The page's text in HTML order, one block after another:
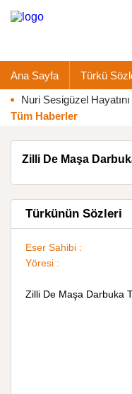
Ana Sayfa Türkü
Nuri Sesigüzel
Tüm Haberler
Zilli De Maşa
Türkünün Sözleri
Eser Sahibi :
Yöresi :
Zilli De Maşa Darbuka